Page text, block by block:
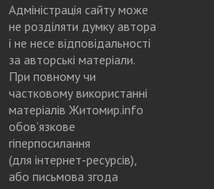
Адміністрація сайту може
не розділяти думку автора
і не несе відповідальності
за авторські матеріали.
При повному чи
частковому використанні
матеріалів Житомир.info
обов’язкове
гіперпосилання
(для інтернет-ресурсів),
або письмова згода